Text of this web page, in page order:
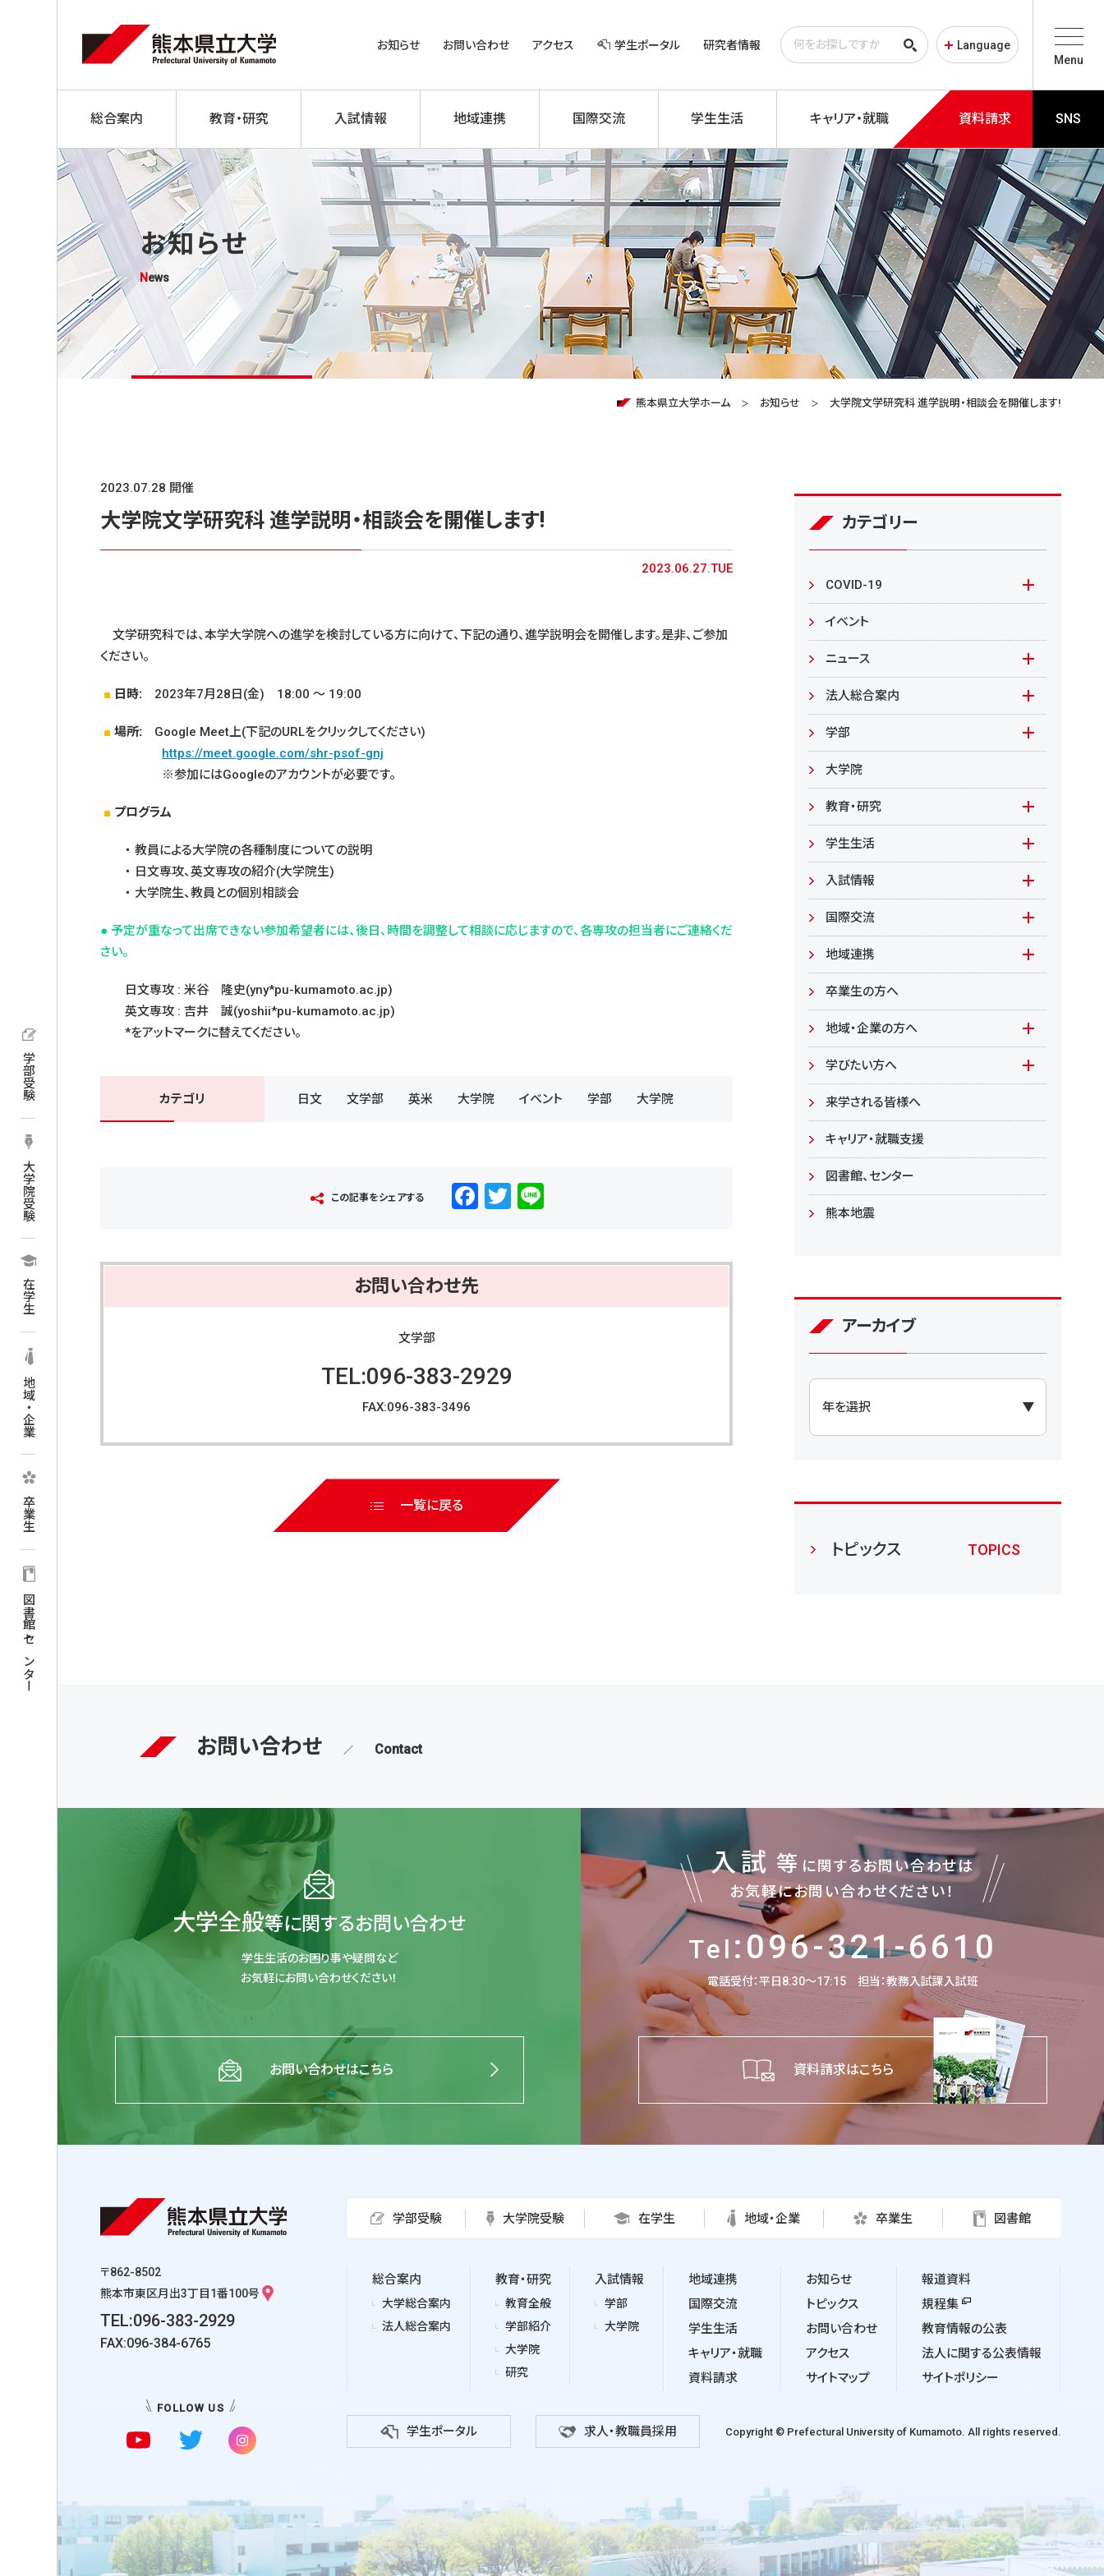
お知らせ お問い合わせ アクセス 学生ポータル 研究者情報 Language
総合案内 教育・研究 入試情報 地域連携 国際交流 学生生活 キャリア・就職 資料請求 SNS
Menu
学部受験
大学院受験
在学生
地域・企業
卒業生
図書館・センター
お知らせ
News
熊本県立大学ホーム お知らせ 大学院文学研究科 進学説明・相談会を開催します!
2023.07.28 開催
大学院文学研究科 進学説明・相談会を開催します!
2023.06.27.TUE
文学研究科では、本学大学院への進学を検討している方に向けて、下記の通り、進学説明会を開催します。是非、ご参加
ください。
■ 日時: 2023年7月28日(金) 18:00 ～ 19:00
■ 場所: Google Meet上(下記のURLをクリックしてください)
https://meet.google.com/shr-psof-gnj
※参加にはGoogleのアカウントが必要です。
■ プログラム
・ 教員による大学院の各種制度についての説明
・ 日文専攻、英文専攻の紹介(大学院生)
・ 大学院生、教員との個別相談会
● 予定が重なって出席できない参加希望者には、後日、時間を調整して相談に応じますので、各専攻の担当者にご連絡くだ
さい。
日文専攻 : 米谷 隆史(yny*pu-kumamoto.ac.jp)
英文専攻 : 吉井 誠(yoshii*pu-kumamoto.ac.jp)
*をアットマークに替えてください。
カテゴリ 日文 文学部 英米 大学院 イベント 学部 大学院
この記事をシェアする
F
e
b
k
T
er
お問い合わせ先
文学部
TEL:096-383-2929
FAX:096-383-3496
一覧に戻る
カテゴリー
COVID-19
本学の対応
在学生の皆様へ
来学される皆様へ
イベント
ニュース
報道資料
基本情報
法人総合案内
入札情報
教職員募集
教職員募集（教員）
学部
文学部
日文
英米
環境資源
居住環境
食健康
教育/学部・大学院
大学院
教育・研究
教育
地域連携型学生研究(旧学生GP)
もやいすと育成プログラム
学生生活
在学生の方へ
入試情報
入試情報(学部)
入試情報(大学院)
国際交流
Global Lounge
地域連携
公開講座
卒業生の方へ
地域・企業の方へ
学びたい方へ(生涯学習)
学びたい方へ
学部
大学院
来学される皆様へ
キャリア・就職支援
図書館、センター
熊本地震
アーカイブ
トピックス TOPICS
お問い合わせ Contact
大学全般等に関するお問い合わせ
学生生活のお困り事や疑問など
お気軽にお問い合わせください！
お問い合わせはこちら
入試 等 に関するお問い合わせは
お気軽にお問い合わせください！
Tel :096-321-6610
電話受付：平日8:30～17:15 担当：教務入試課入試班
資料請求はこちら
〒862-8502
熊本市東区月出3丁目1番100号
TEL:096-383-2929
FAX:096-384-6765
FOLLOW US
学部受験 大学院受験 在学生 地域・企業 卒業生 図書館
総合案内
大学総合案内
法人総合案内
教育・研究
教育全般
学部紹介
大学院
研究
入試情報
学部
大学院
地域連携
国際交流
学生生活
キャリア・就職
資料請求
お知らせ
トピックス
お問い合わせ
アクセス
サイトマップ
報道資料
規程集
教育情報の公表
法人に関する公表情報
サイトポリシー
学生ポータル 求人・教職員採用 Copyright © Prefectural University of Kumamoto. All rights reserved.